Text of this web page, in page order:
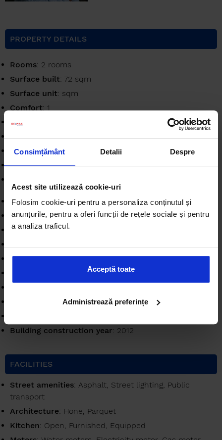
Consimțământ Detalii Despre
Acest site utilizează cookie-uri
Folosim cookie-uri pentru a personaliza conținutul și
anunțurile, pentru a oferi funcții de rețele sociale și pentru
a analiza traficul.
Acceptă toate
Administrează preferințe
PROPERTY DETAILS
Rooms: 2 rooms
Surface built: 72 sqm
Surface unit: sqm
Comfort: 1
Bedrooms
Kitchens: 1
Landmark:
Balconies: 2 balconies
Partitioning: Decomandat
Bulding: Apartments building
Availability: Immediately
Apartment type: Apartment
: Finisat modern
Surface useable: 60 sqm
Building construction year: 2012
FACILITIES
Street amenities: Asphalt, Street lighting, Public
transport
Architecture: Hone, Parquet
Kitchen: Open, Furnished, Equipped